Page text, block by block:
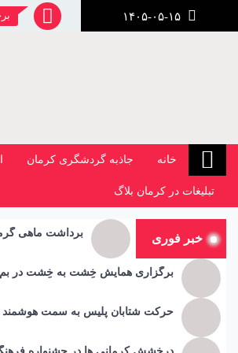
خانه جاذبه گردشگری کرمان
تبلیغات در کرمان بلاگ
خبر فوری برداشت ماهی
برگزاری همایش خِشت به خِشت در بم
حرکت شتابان پلیس به سمت